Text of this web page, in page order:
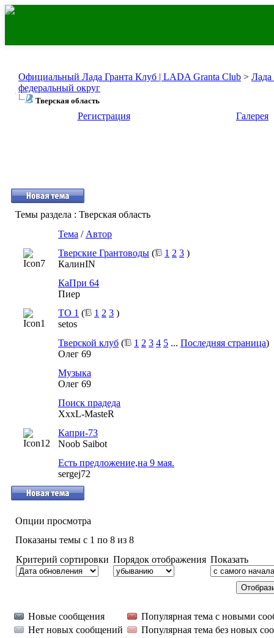
Официальный Лада Гранта Клуб | LADA Granta Club > Лада
федеральный округ
Тверская область
Регистрация Галерея
Темы раздела : Тверская область
Тема / Автор
Тверские Грантоводы ( 1 2 3 )
КалинIN
КаПри 64
Пиер
ТО 1 ( 1 2 3 )
setos
Тверской клуб ( 1 2 3 4 5 ... Последняя страница)
Олег 69
Музыка
Олег 69
Поиск прадеда
XxxL-MasteR
Капри-73
Noob Saibot
Есть предложение,на 9 мая.
sergej72
Опции просмотра
Показаны темы с 1 по 8 из 8
Критерий сортировки Порядок отображения Показать
Новые сообщения
Популярная тема с новыми
Нет новых сообщений
Популярная тема без новых